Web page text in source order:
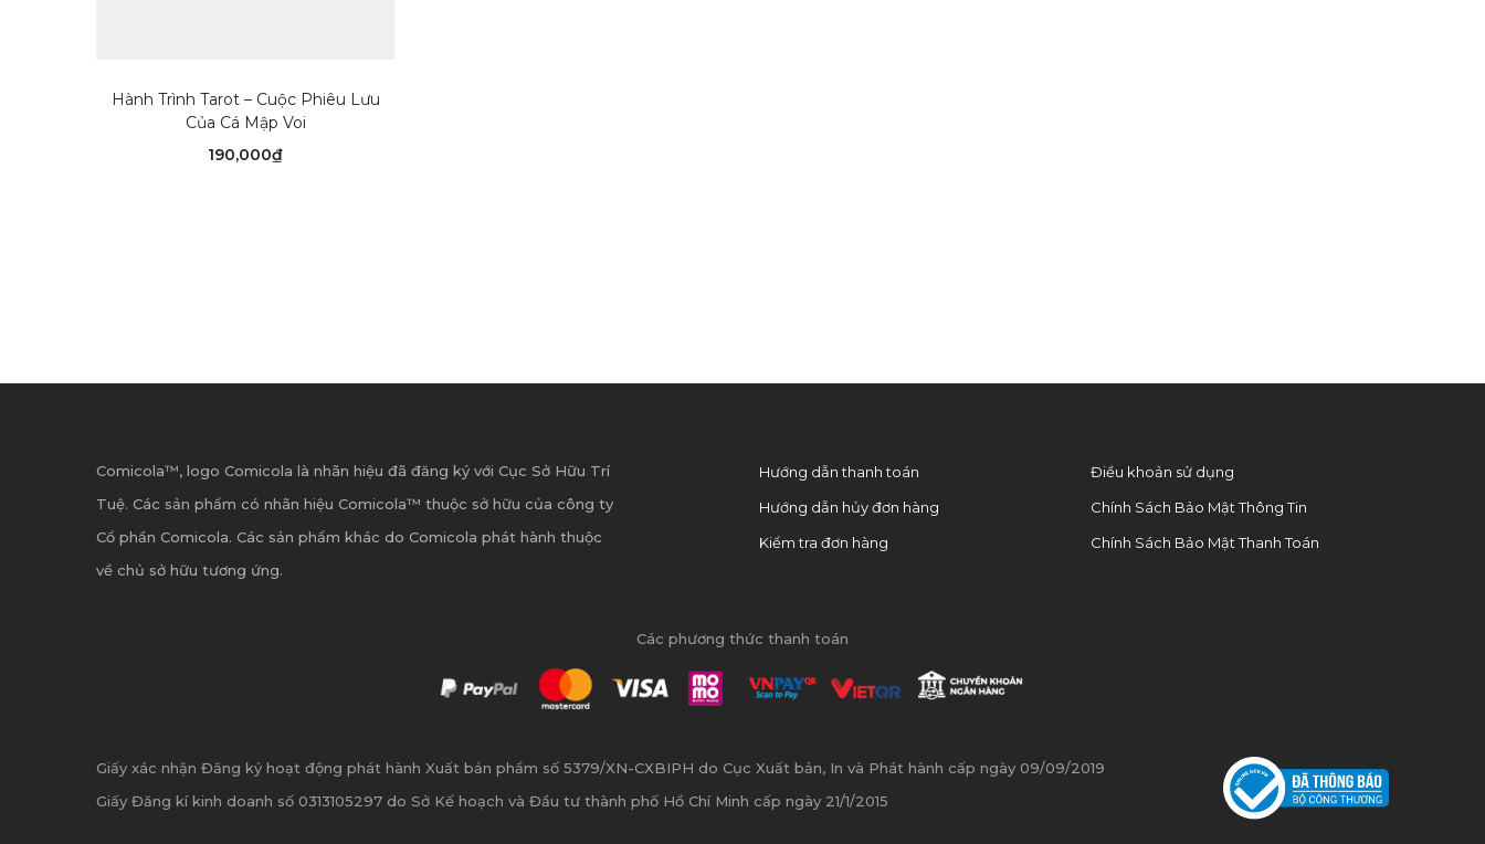
Hành Trình Tarot – Cuộc Phiêu Lưu
Của Cá Mập Voi
190,000₫
Comicola™, logo Comicola là nhãn hiệu đã đăng ký với Cục Sở Hữu Trí
Tuệ. Các sản phẩm có nhãn hiệu Comicola™ thuộc sở hữu của công ty
Cổ phần Comicola. Các sản phẩm khác do Comicola phát hành thuộc
về chủ sở hữu tương ứng.
Hướng dẫn thanh toán
Hướng dẫn hủy đơn hàng
Kiểm tra đơn hàng
Điều khoản sử dụng
Chính Sách Bảo Mật Thông Tin
Chính Sách Bảo Mật Thanh Toán
Các phương thức thanh toán
Giấy xác nhận Đăng ký hoạt động phát hành Xuất bản phẩm số 5379/XN-CXBIPH do Cục Xuất bản, In và Phát hành cấp ngày 09/09/2019
Giấy Đăng kí kinh doanh số 0313105297 do Sở Kế hoạch và Đầu tư thành phố Hồ Chí Minh cấp ngày 21/1/2015